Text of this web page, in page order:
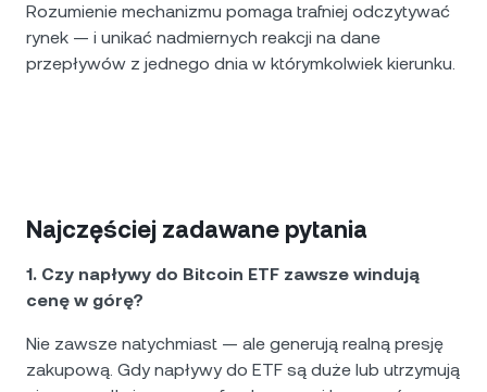
Rozumienie mechanizmu pomaga trafniej odczytywać
rynek — i unikać nadmiernych reakcji na dane
przepływów z jednego dnia w którymkolwiek kierunku.
Najczęściej zadawane pytania
1. Czy napływy do Bitcoin ETF zawsze windują
cenę w górę?
Nie zawsze natychmiast — ale generują realną presję
zakupową. Gdy napływy do ETF są duże lub utrzymują